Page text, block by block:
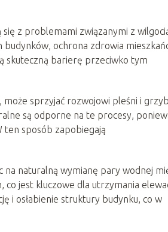
z problemami związanymi z
ochrona zdrowia
skuteczną barierę przeciwko tym
może sprzyjać rozwojowi pleśni i
są odporne na te procesy,
ten sposób zapobiegają
naturalną wymianę pary wodnej
co jest kluczowe dla utrzymania
i osłabienie struktury budynku, co w